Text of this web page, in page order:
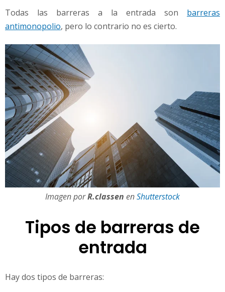
Todas las barreras a la entrada son barreras
antimonopolio, pero lo contrario no es cierto.
Imagen porR.classen enShutterstock
Tipos de barreras de
entrada
Hay dos tipos de barreras: